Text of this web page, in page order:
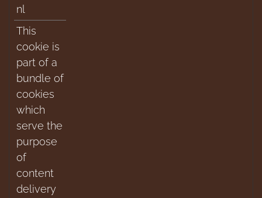
nl
This
cookie is
part of a
bundle of
cookies
which
serve the
purpose
of
content
delivery